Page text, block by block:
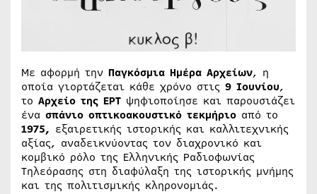
Με αφορμή την Παγκόσμια Ημέρα Αρχείων, η
οποία γιορτάζεται κάθε χρόνο στις 9 Ιουνίου,
το Αρχείο της ΕΡΤ ψηφιοποίησε και παρουσιάζει
ένα σπάνιο οπτικοακουστικό τεκμήριο από το
1975, εξαιρετικής ιστορικής και καλλιτεχνικής
αξίας, αναδεικνύοντας τον διαχρονικό και
κομβικό ρόλο της Ελληνικής Ραδιοφωνίας
Τηλεόρασης στη διαφύλαξη της ιστορικής μνήμης
και της πολιτισμικής κληρονομιάς.